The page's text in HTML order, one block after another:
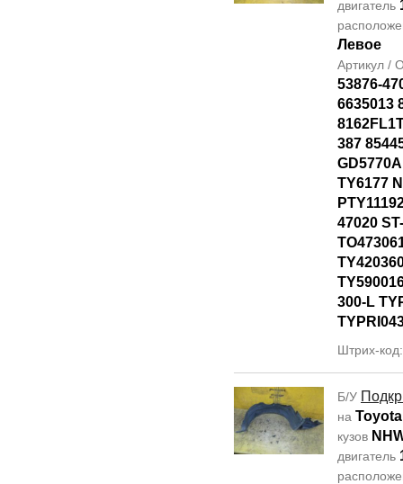
двигатель
Левое
Артикул /
53876-
6635013
387
TY6177
47020
300-L
Штрих-
Б/У
на
кузов
двигатель